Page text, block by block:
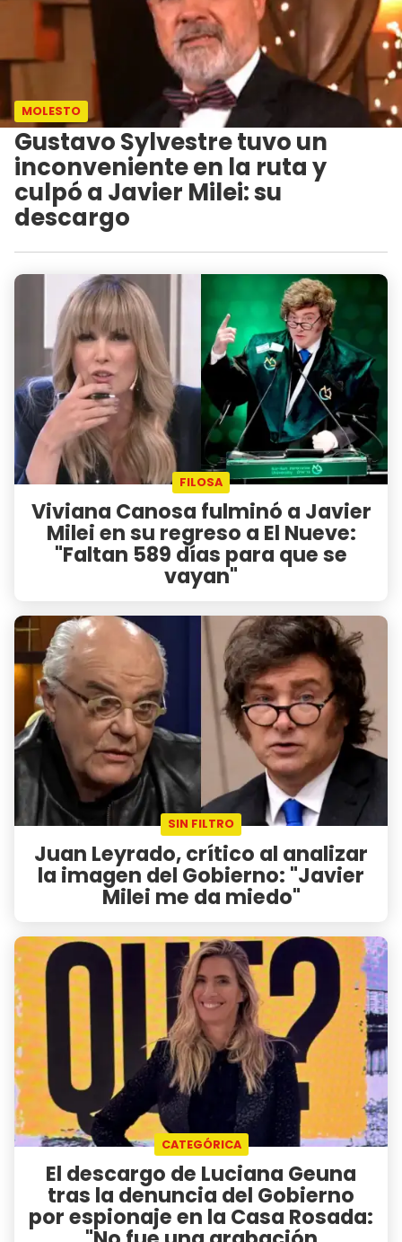
MOLESTO
Gustavo Sylvestre tuvo un
inconveniente en la ruta y
culpó a Javier Milei: su
descargo
FILOSA
Viviana Canosa fulminó a Javier
Milei en su regreso a El Nueve:
"Faltan 589 días para que se
vayan"
SIN FILTRO
Juan Leyrado, crítico al analizar
la imagen del Gobierno: "Javier
Milei me da miedo"
CATEGÓRICA
El descargo de Luciana Geuna
tras la denuncia del Gobierno
por espionaje en la Casa Rosada: